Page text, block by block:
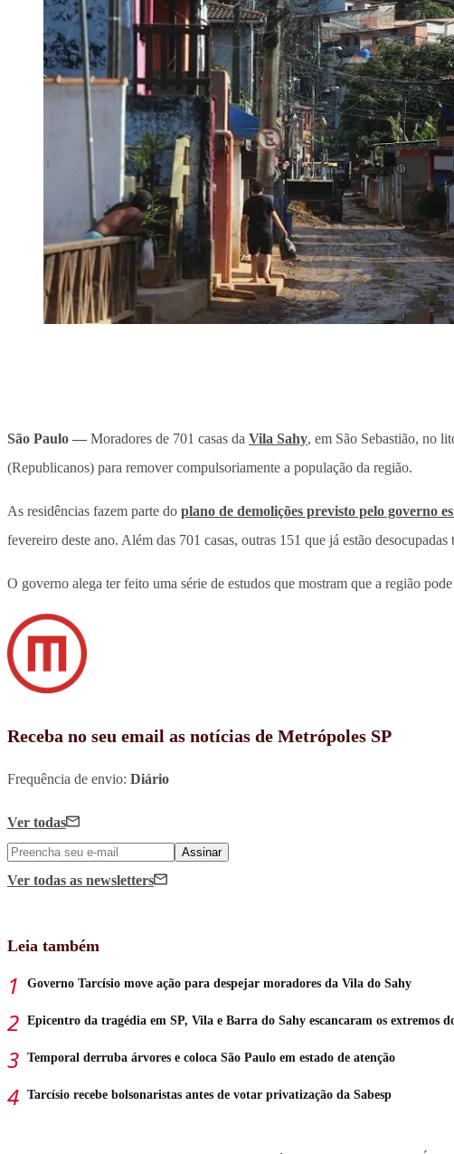
São Paulo — Moradores de 701 casas da Vila Sahy, em São Sebastião, no
(Republicanos) para remover compulsoriamente a população da região.
As residências fazem parte do plano de demolições previsto pelo governo
fevereiro deste ano. Além das 701 casas, outras 151 que já estão
O governo alega ter feito uma série de estudos que mostram que a região
Receba no seu email as notícias de Metrópoles SP
Frequência de envio: Diário
Ver todas
Assinar
Ver todas as newsletters
Leia também
Governo Tarcísio move ação para despejar moradores da Vila do Sahy
Epicentro da tragédia em SP, Vila e Barra do Sahy escancaram os extremos
Temporal derruba árvores e coloca São Paulo em estado de atenção
Tarcísio recebe bolsonaristas antes de votar privatização da Sabesp